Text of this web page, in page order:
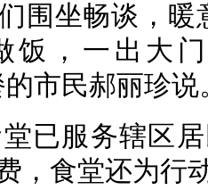
围坐畅谈，暖
饭，一出大
市民郝丽珍说
已服务辖区
，食堂还为行